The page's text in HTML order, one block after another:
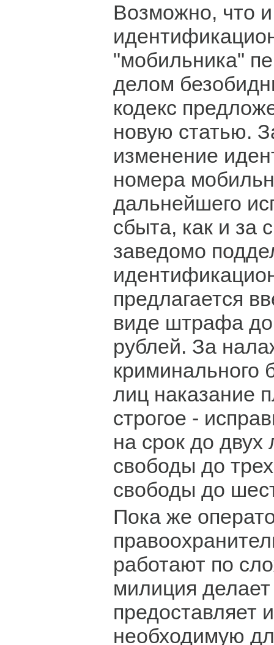
Возможно, что
"мобильника"
делом
кодекс
новую статью.
изменение
номера
дальнейшего
сбыта, как и за
заведомо
предлагается
виде штрафа
рублей. За
криминального
лиц наказание
строгое -
на срок до двух
свободы до
свободы до
Пока же
работают по
милиция
необходимую